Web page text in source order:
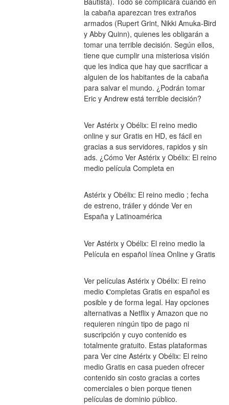
la cabaña aparezcan tres extraños
armados (Rupert Grint, Nikki Amuka-Bird
y Abby Quinn), quienes les obligarán a
tomar una terrible decisión. Según ellos,
tiene que cumplir una misteriosa visión
que les indica que hay que sacrificar a
alguien de los habitantes de la cabaña
para salvar el mundo. ¿Podrán tomar
Eric y Andrew está terrible decisión?
Ver Astérix y Obélix: El reino medio
online y sur Gratis en HD, es fácil en
gracias a sus servidores, rapidos y sin
ads. ¿Cómo Ver Astérix y Obélix: El reino
medio película Completa en
Astérix y Obélix: El reino medio ; fecha
de estreno, tráiler y dónde Ver en
España y Latinoamérica
Ver Astérix y Obélix: El reino medio la
Película en español línea Online y Gratis
Ver películas Astérix y Obélix: El reino
medio 𝐂ompletas Gratis en español es
posible y de forma legal. Hay opciones
alternativas a Netflix y Amazon que no
requieren ningún tipo de pago ni
suscripción y cuyo contenido es
totalmente gratuito. Estas plataformas
para Ver cine Astérix y Obélix: El reino
medio Gratis en casa pueden ofrecer
contenido sin costo gracias a cortes
comerciales o bien porque tienen
películas de dominio público.